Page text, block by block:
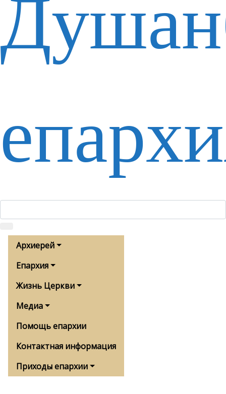
Архиерей
Епархия
Жизнь Церкви
Медиа
Помощь епархии
Контактная информация
Приходы епархии